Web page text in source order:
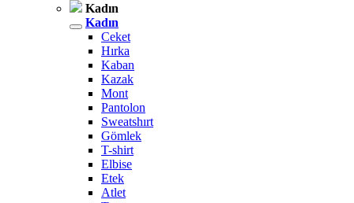
Kadın
Kadın
Ceket
Hırka
Kaban
Kazak
Mont
Pantolon
Sweatshırt
Gömlek
T-shirt
Elbise
Etek
Atlet